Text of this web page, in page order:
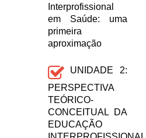
Interprofissional
em Saúde: uma
primeira
aproximação
UNIDADE 2:
PERSPECTIVA
TEÓRICO-
CONCEITUAL DA
EDUCAÇÃO